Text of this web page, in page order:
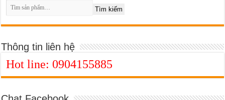
Tìm kiếm
Thông tin liên hệ
Hot line: 0904155885